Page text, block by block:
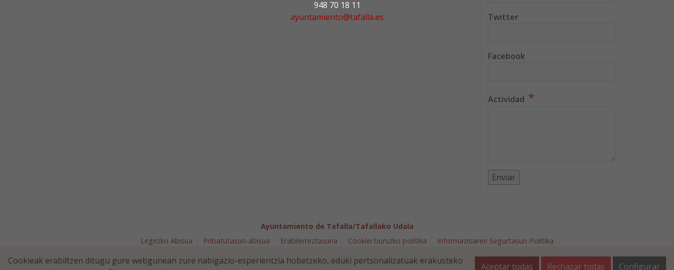
948 70 18 11
ayuntamiento@tafalla.es
Twitter
Facebook
Actividad *
Ayuntamiento de Tafalla/Tafallako Udala
Legezko Abisua
Pribatutasun-abisua Erabilerreztasuna Cookiei buruzko politika
Informazioaren Segurtasun-Politika
ayuntamiento@tafalla.es
Cookieak erabiltzen ditugu gure webgunean zure nabigazio-esperientzia hobetzeko, eduki pertsonalizatuak erakusteko
Aceptar todas Rechazar todas Configurar